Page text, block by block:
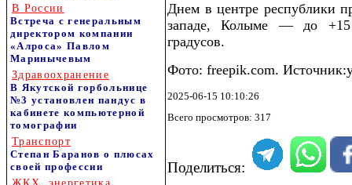
В России
Встреча с генеральным
директором компании
«Алроса» Павлом
Маринычевым
Здравоохранение
В Якутской горбольнице
№3 установлен пандус в
кабинете компьютерной
томографии
Транспорт
Степан Баранов о плюсах
своей профессии
Днем в центре республики
западе, Колыме — до
градусов.
Фото: freepik.com.
2025-06-15 10:10:26
Всего просмотров: 317
Поделиться: